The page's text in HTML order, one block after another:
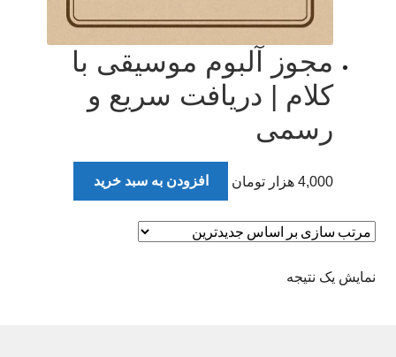
مجوز آلبوم موسیقی با
کلام | دریافت سریع و
رسمی
4,000 هزار تومان افزودن به سبد خرید
نمایش یک نتیجه